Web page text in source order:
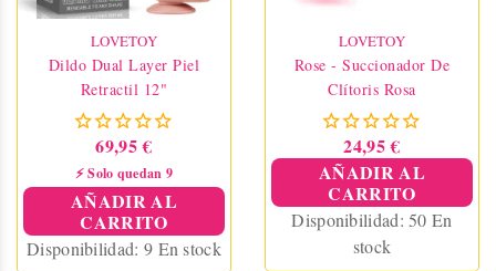
LOVETOY
Dildo Dual Layer Piel
Retractil 12"
69,95 €
⚡ Solo quedan 9
AÑADIR AL
CARRITO
Disponibilidad: 9 En stock
LOVETOY
Rose - Succionador De
Clítoris Rosa
24,95 €
AÑADIR AL
CARRITO
Disponibilidad:50 En
stock